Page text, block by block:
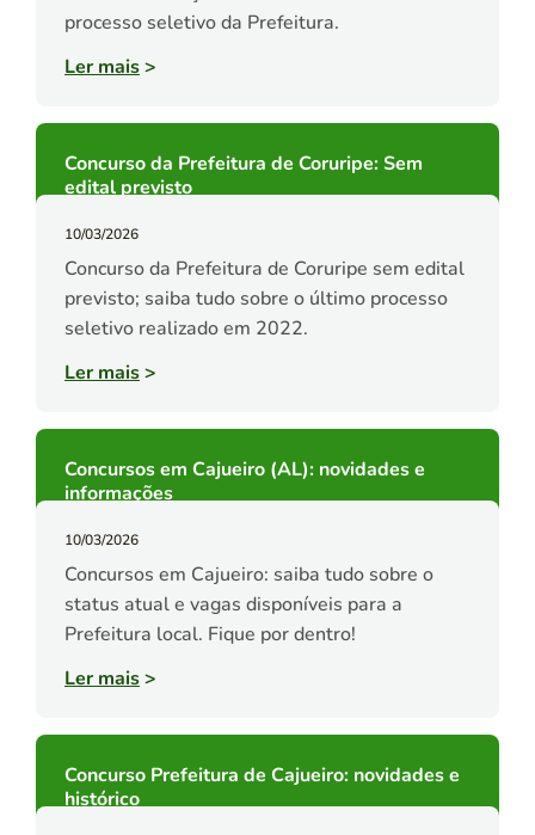
processo seletivo da Prefeitura.
Ler mais>
Concurso da Prefeitura de Coruripe: Sem
edital previsto
10/03/2026
Concurso da Prefeitura de Coruripe sem edital
previsto; saiba tudo sobre o último processo
seletivo realizado em 2022.
Ler mais>
Concursos em Cajueiro (AL): novidades e
informações
10/03/2026
Concursos em Cajueiro: saiba tudo sobre o
status atual e vagas disponíveis para a
Prefeitura local. Fique por dentro!
Ler mais>
Concurso Prefeitura de Cajueiro: novidades e
histórico